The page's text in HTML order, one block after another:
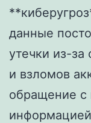
данные
утечки из-
и взломов
обращение с